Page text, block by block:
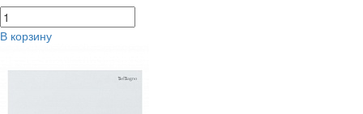
В корзину